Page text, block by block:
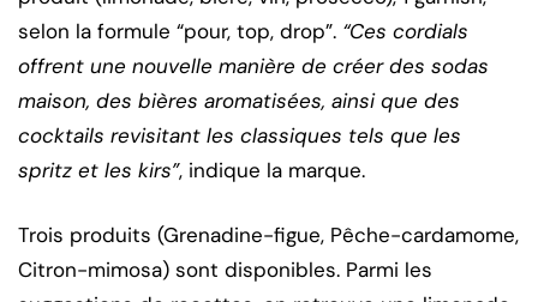
selon la formule “pour, top, drop”. “Ces cordials
offrent une nouvelle manière de créer des sodas
maison, des bières aromatisées, ainsi que des
cocktails revisitant les classiques tels que les
spritz et les kirs”, indique la marque.
Trois produits (Grenadine-figue, Pêche-cardamome,
Citron-mimosa) sont disponibles. Parmi les